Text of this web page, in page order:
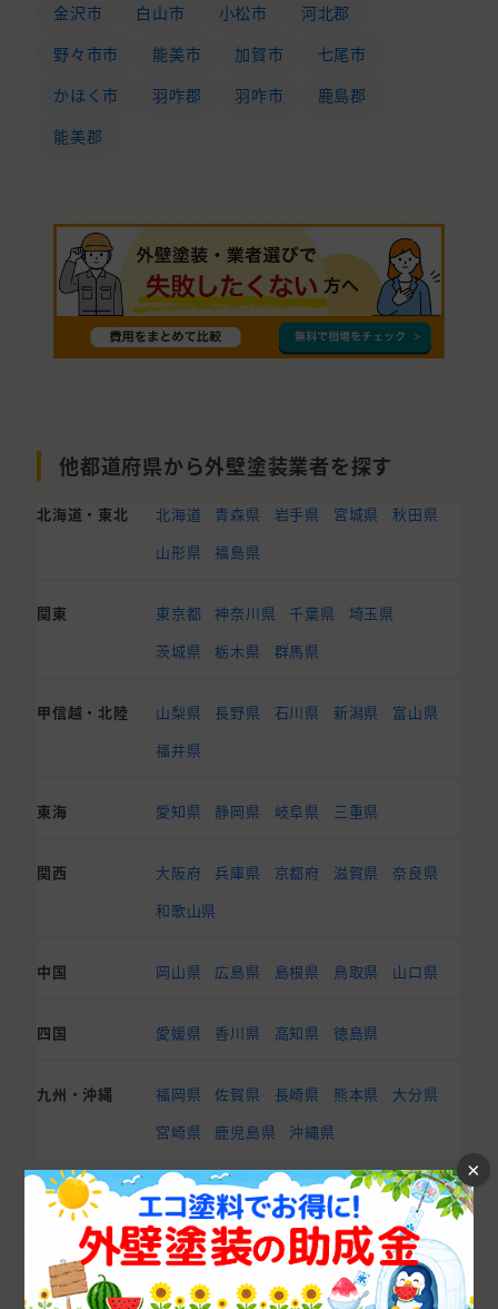
金沢市 白山市 小松市
河北郡
野々市市
能美市 加賀市
七尾市
かほく市
羽咋郡 羽咋市
鹿島郡
能美郡
他都道府県から外壁塗装業者を探す
北海道・東北 北海道 青森県 岩手県 宮城県
秋田県
山形県
福島県
関東 東京都 神奈川県 千葉県
埼玉県
茨城県
栃木県 群馬県
甲信越・北陸 山梨県 長野県 石川県 新潟県
富山県
福井県
東海 愛知県 静岡県 岐阜県 三重県
関西 大阪府 兵庫県 京都府 滋賀県
奈良県
和歌山県
中国 岡山県 広島県 島根県 鳥取県 山口県
四国 愛媛県 香川県 高知県 徳島県
九州・沖縄 福岡県 佐賀県 長崎県 熊本県
大分県
宮崎県
鹿児島県 沖縄県
×